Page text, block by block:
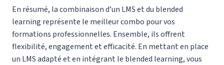
En résumé, la combinaison d’un LMS et du blended
learning représente le meilleur combo pour vos
formations professionnelles. Ensemble, ils offrent
flexibilité, engagement et efficacité. En mettant en place
un LMS adapté et en intégrant le blended learning, vous